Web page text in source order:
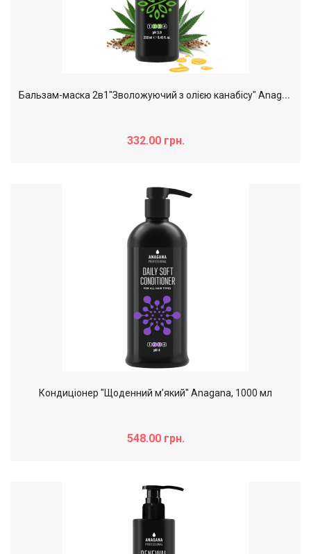
Б
альзам-маска 2в1"Зволожуючий з олією канабісу" Anagana, 250 мл
332.00 грн.
Кондицiонер "Щоденний м’який" Anagana, 1000 мл
548.00 грн.